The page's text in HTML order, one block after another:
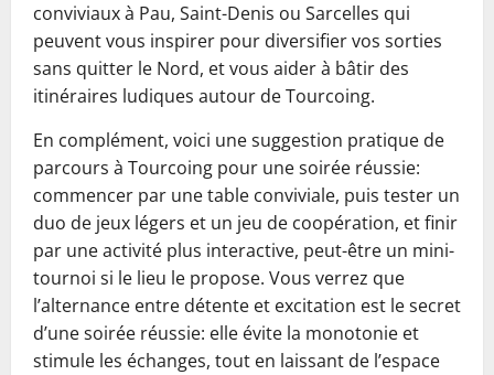
conviviaux à Pau, Saint-Denis ou Sarcelles qui
peuvent vous inspirer pour diversifier vos sorties
sans quitter le Nord, et vous aider à bâtir des
itinéraires ludiques autour de Tourcoing.
En complément, voici une suggestion pratique de
parcours à Tourcoing pour une soirée réussie:
commencer par une table conviviale, puis tester un
duo de jeux légers et un jeu de coopération, et finir
par une activité plus interactive, peut-être un mini-
tournoi si le lieu le propose. Vous verrez que
l’alternance entre détente et excitation est le secret
d’une soirée réussie: elle évite la monotonie et
stimule les échanges, tout en laissant de l’espace